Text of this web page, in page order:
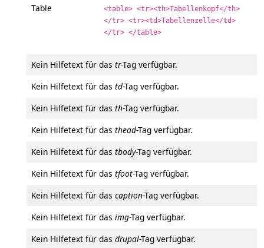
Table
<table> <tr><th>Tabellenkopf</th>
</tr> <tr><td>Tabellenzelle</td>
</tr> </table>
Kein Hilfetext für das tr-Tag verfügbar.
Kein Hilfetext für das td-Tag verfügbar.
Kein Hilfetext für das th-Tag verfügbar.
Kein Hilfetext für das thead-Tag verfügbar.
Kein Hilfetext für das tbody-Tag verfügbar.
Kein Hilfetext für das tfoot-Tag verfügbar.
Kein Hilfetext für das caption-Tag verfügbar.
Kein Hilfetext für das img-Tag verfügbar.
Kein Hilfetext für das drupal-Tag verfügbar.